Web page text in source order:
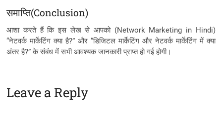
समाप्ति(Conclusion)
आशा करते हैं कि इस लेख से आपको (Network Marketing in Hindi)
“नेटवर्क मार्केटिंग क्या है?” और “डिजिटल मार्केटिंग और नेटवर्क मार्केटिंग में क्या
अंतर है?” के संबंध में सभी आवश्यक जानकारी प्राप्त हो गई होगी।
Leave a Reply